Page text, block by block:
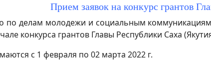
Прием заявок на конкурс грантов
по делам молодежи и социальным коммуникациям
конкурса грантов Главы Республики Саха
с 1 февраля по 02 марта 2022 г.